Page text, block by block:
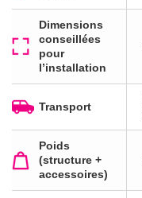
Dimensions
conseillées
pour
l’installation
Transport
Poids
(structure +
accessoires)